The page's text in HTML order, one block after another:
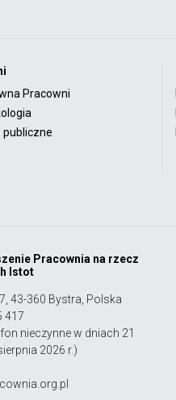
Pracowni
publiczne
Pracownia na rzecz
Istot
43-360 Bystra, Polska
417
nieczynne w dniach 21
2026 r.)